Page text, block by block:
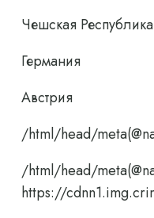
Чешская Республика
Германия
Австрия
/html/head/
/html/head/
https://